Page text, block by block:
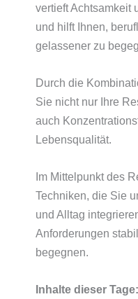
vertieft Achtsamkeit
und hilft Ihnen,
gelassener zu
Durch die
Sie nicht nur Ihre
auch
Lebensqualität.
Im Mittelpunkt des
Techniken, die Sie
und Alltag
Anforderungen
begegnen.
Inhalte dieser Tage: